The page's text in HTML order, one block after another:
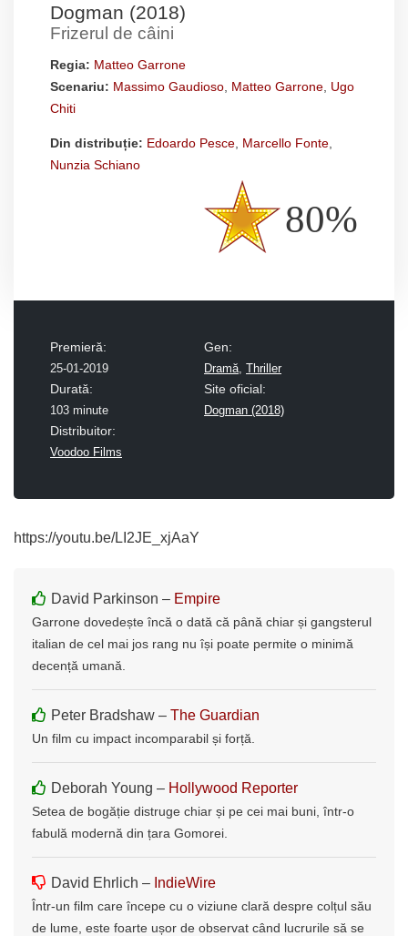
Dogman (2018)
Frizerul de câini
Regia: Matteo Garrone
Scenariu: Massimo Gaudioso Matteo Garrone Ugo
Chiti
Din distribuție: Edoardo Pesce Marcello Fonte
Nunzia Schiano
80%
Premieră:
25-01-2019
Gen:
Dramă Thriller
Durată:
103 minute
Site oficial:
Dogman (2018)
Distribuitor:
Voodoo Films
https://youtu.be/LI2JE_xjAaY
David Parkinson – Empire
Garrone dovedește încă o dată că până chiar și gangsterul
italian de cel mai jos rang nu își poate permite o minimă
decență umană.
Peter Bradshaw – The Guardian
Un film cu impact incomparabil și forță.
Deborah Young – Hollywood Reporter
Setea de bogăție distruge chiar și pe cei mai buni, într-o
fabulă modernă din țara Gomorei.
David Ehrlich – IndieWire
Într-un film care începe cu o viziune clară despre colțul său
de lume, este foarte ușor de observat când lucrurile să se